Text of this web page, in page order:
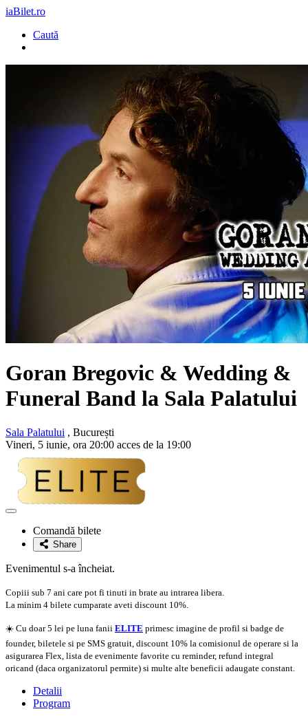
iaBilet.ro
Caută
Goran Bregovic & Wedding &
Funeral Band la Sala Palatului
Sala Palatului , București
Vineri, 5 iunie, ora 20:00 acces de la 19:00
Adaugă
favoriteComandă bilete
Share
Evenimentul s-a încheiat.
Copiii sub 7 ani care pot fi tinuti in brate au intrarea libera.
La minim 4 bilete cumparate aveti discount 10%.
☀️ Cu doar 5 lei pe luna fanii ELITE primesc imagine de profil si badge de
founder, biletele si pe SMS gratuit, discount 10% la comisionul de operare si la
asigurarea Flex, lista de evenimente favorite cu reminder, refund integral
oricand (daca organizatorul permite) si multe alte beneficii adaugate constant.
Detalii
Program